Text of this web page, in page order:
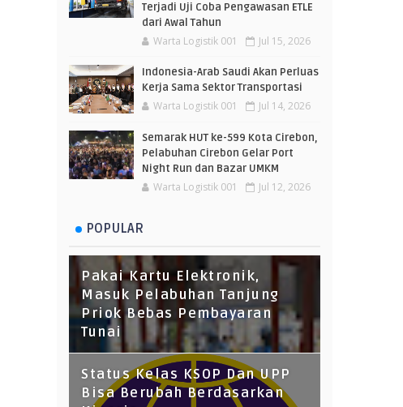
Terjadi Uji Coba Pengawasan ETLE
dari Awal Tahun
Warta Logistik 001 Jul 15, 2026
Indonesia-Arab Saudi Akan Perluas
Kerja Sama Sektor Transportasi
Warta Logistik 001 Jul 14, 2026
Semarak HUT ke-599 Kota Cirebon,
Pelabuhan Cirebon Gelar Port
Night Run dan Bazar UMKM
Warta Logistik 001 Jul 12, 2026
POPULAR
Pakai Kartu Elektronik,
Masuk Pelabuhan Tanjung
Priok Bebas Pembayaran
Tunai
Status Kelas KSOP Dan UPP
Bisa Berubah Berdasarkan